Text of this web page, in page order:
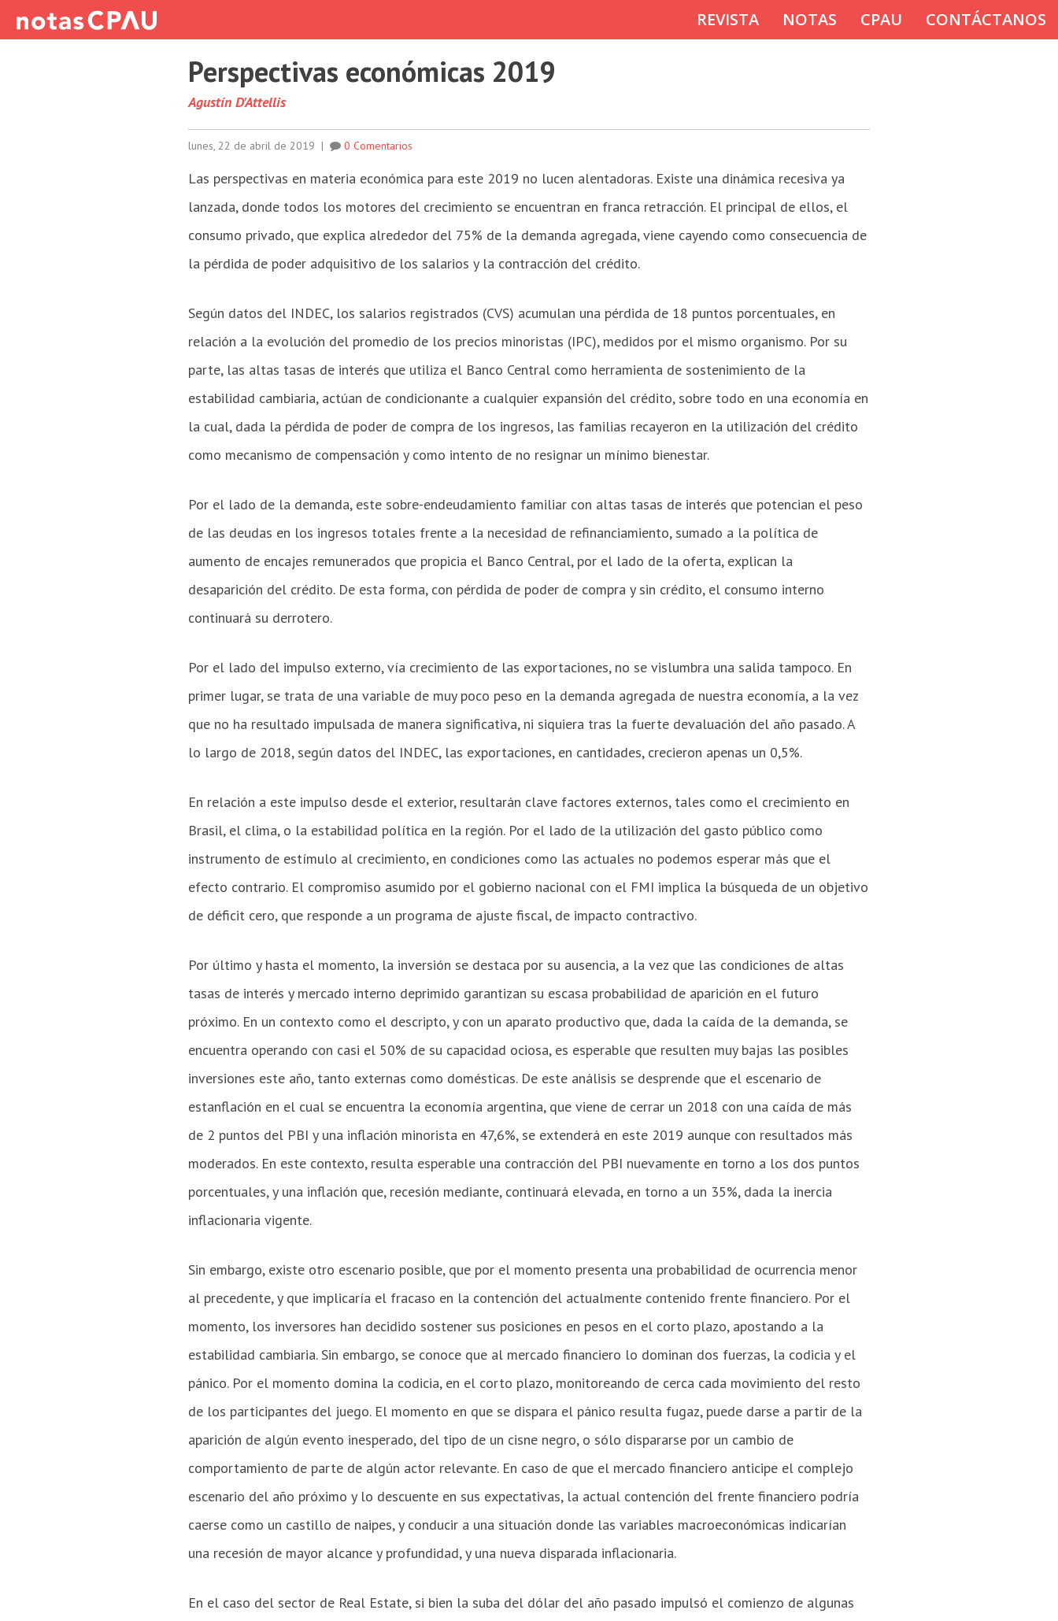
REVISTA NOTAS CPAU CONTÁCTANOS
Perspectivas económicas 2019
Agustín D'Attellis
lunes, 22 de abril de 2019 | 0 Comentarios
Las perspectivas en materia económica para este 2019 no lucen alentadoras. Existe una dinámica recesiva ya
lanzada, donde todos los motores del crecimiento se encuentran en franca retracción. El principal de ellos, el
consumo privado, que explica alrededor del 75% de la demanda agregada, viene cayendo como consecuencia de
la pérdida de poder adquisitivo de los salarios y la contracción del crédito.
Según datos del INDEC, los salarios registrados (CVS) acumulan una pérdida de 18 puntos porcentuales, en
relación a la evolución del promedio de los precios minoristas (IPC), medidos por el mismo organismo. Por su
parte, las altas tasas de interés que utiliza el Banco Central como herramienta de sostenimiento de la
estabilidad cambiaria, actúan de condicionante a cualquier expansión del crédito, sobre todo en una economía en
la cual, dada la pérdida de poder de compra de los ingresos, las familias recayeron en la utilización del crédito
como mecanismo de compensación y como intento de no resignar un mínimo bienestar.
Por el lado de la demanda, este sobre-endeudamiento familiar con altas tasas de interés que potencian el peso
de las deudas en los ingresos totales frente a la necesidad de refinanciamiento, sumado a la política de
aumento de encajes remunerados que propicia el Banco Central, por el lado de la oferta, explican la
desaparición del crédito. De esta forma, con pérdida de poder de compra y sin crédito, el consumo interno
continuará su derrotero.
Por el lado del impulso externo, vía crecimiento de las exportaciones, no se vislumbra una salida tampoco. En
primer lugar, se trata de una variable de muy poco peso en la demanda agregada de nuestra economía, a la vez
que no ha resultado impulsada de manera significativa, ni siquiera tras la fuerte devaluación del año pasado. A
lo largo de 2018, según datos del INDEC, las exportaciones, en cantidades, crecieron apenas un 0,5%.
En relación a este impulso desde el exterior, resultarán clave factores externos, tales como el crecimiento en
Brasil, el clima, o la estabilidad política en la región. Por el lado de la utilización del gasto público como
instrumento de estímulo al crecimiento, en condiciones como las actuales no podemos esperar más que el
efecto contrario. El compromiso asumido por el gobierno nacional con el FMI implica la búsqueda de un objetivo
de déficit cero, que responde a un programa de ajuste fiscal, de impacto contractivo.
Por último y hasta el momento, la inversión se destaca por su ausencia, a la vez que las condiciones de altas
tasas de interés y mercado interno deprimido garantizan su escasa probabilidad de aparición en el futuro
próximo. En un contexto como el descripto, y con un aparato productivo que, dada la caída de la demanda, se
encuentra operando con casi el 50% de su capacidad ociosa, es esperable que resulten muy bajas las posibles
inversiones este año, tanto externas como domésticas. De este análisis se desprende que el escenario de
estanflación en el cual se encuentra la economía argentina, que viene de cerrar un 2018 con una caída de más
de 2 puntos del PBI y una inflación minorista en 47,6%, se extenderá en este 2019 aunque con resultados más
moderados. En este contexto, resulta esperable una contracción del PBI nuevamente en torno a los dos puntos
porcentuales, y una inflación que, recesión mediante, continuará elevada, en torno a un 35%, dada la inercia
inflacionaria vigente.
Sin embargo, existe otro escenario posible, que por el momento presenta una probabilidad de ocurrencia menor
al precedente, y que implicaría el fracaso en la contención del actualmente contenido frente financiero. Por el
momento, los inversores han decidido sostener sus posiciones en pesos en el corto plazo, apostando a la
estabilidad cambiaria. Sin embargo, se conoce que al mercado financiero lo dominan dos fuerzas, la codicia y el
pánico. Por el momento domina la codicia, en el corto plazo, monitoreando de cerca cada movimiento del resto
de los participantes del juego. El momento en que se dispara el pánico resulta fugaz, puede darse a partir de la
aparición de algún evento inesperado, del tipo de un cisne negro, o sólo dispararse por un cambio de
comportamiento de parte de algún actor relevante. En caso de que el mercado financiero anticipe el complejo
escenario del año próximo y lo descuente en sus expectativas, la actual contención del frente financiero podría
caerse como un castillo de naipes, y conducir a una situación donde las variables macroeconómicas indicarían
una recesión de mayor alcance y profundidad, y una nueva disparada inflacionaria.
En el caso del sector de Real Estate, si bien la suba del dólar del año pasado impulsó el comienzo de algunas